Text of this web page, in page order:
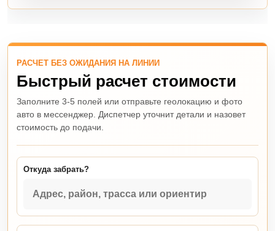
РАСЧЕТ БЕЗ ОЖИДАНИЯ НА ЛИНИИ
Быстрый расчет стоимости
Заполните 3-5 полей или отправьте геолокацию и фото
авто в мессенджер. Диспетчер уточнит детали и назовет
стоимость до подачи.
Откуда забрать?